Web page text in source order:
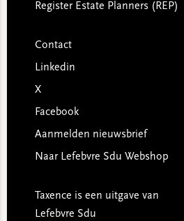
Register Estate Planners (REP)
Contact
Linkedin
X
Facebook
Aanmelden nieuwsbrief
Naar Lefebvre Sdu Webshop
Taxence is een uitgave van
Lefebvre Sdu